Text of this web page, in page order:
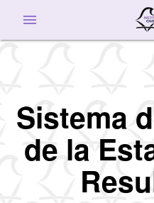
menu
Sistema
de la